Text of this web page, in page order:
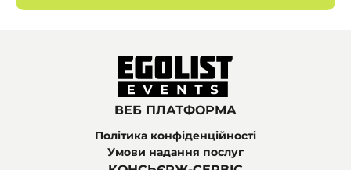
ВЕБ ПЛАТФОРМА
Політика конфіденційності
Умови надання послуг